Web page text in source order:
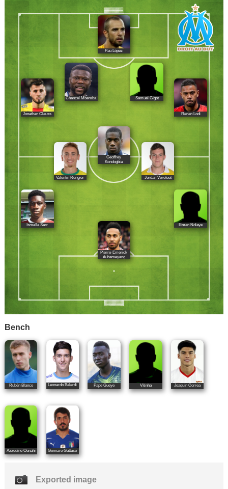
Pau López
Jonathan Clauss
Chancel Mbemba Samuel Gigot
Renan Lodi
Geoffrey
Kondogbia
Valentin Rongier Jordan Veretout
Iliman Ndiaye
Ismaïla Sarr
Pierre-Emerick
Aubameyang
Bench
Rubén Blanco Leonardo Balerdi Pape Gueye Vítinha Joaquín Correa
Azzedine Ounahi Gennaro Gattuso
Exported image